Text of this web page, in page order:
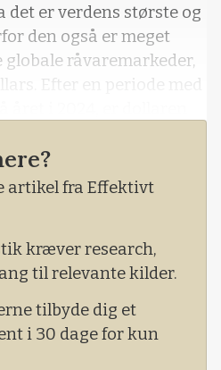
det er verdens største og
den også er meget
råvaremarkeder,
Efter en periode med
artikel fra Effektivt
kræver research,
til relevante kilder.
tilbyde dig et
i 30 dage for kun